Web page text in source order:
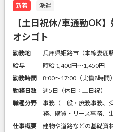
新着 派遣
【土日祝休/車通勤OK
オシゴト
勤務地
兵庫県姫路市（本線妻鹿
給与
時給 1,400円〜1,450円
勤務時間
8:00～17:00（実働8時間）
勤務日数
週5日（休日：土日祝）
職種分野
事務（一般・庶務事務、
務、購買・リース事務、
仕事概要
建物や道路などの基礎資